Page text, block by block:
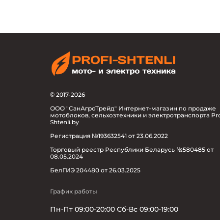
© 2017-2026
ООО "СанАгроТрейд" Интернет-магазин по продаже
мотоблоков, сельхозтехники и электротранспорта
Shtenli.by
Регистрация №193632541 от 23.06.2022
Торговый реестр Республики Беларусь №580485 от
08.05.2024
БелГИЭ 204480 от 26.03.2025
График работы
Пн-Пт 09:00-20:00 Сб-Вс 09:00-19:00